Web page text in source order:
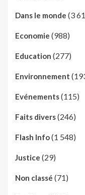
Dans le monde (3
Economie (988)
Education (277)
Environnement
Evénements(115)
Faits divers(246)
Flash Info(1 548)
Justice (29)
Non classé (71)